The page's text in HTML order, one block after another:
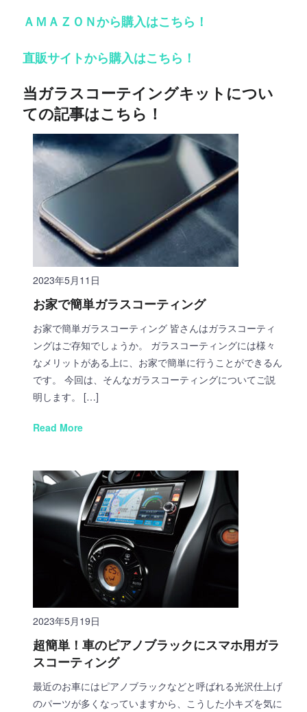
ＡＭＡＺＯＮから購入はこちら！
直販サイトから購入はこちら！
当ガラスコーテイングキットについ
ての記事はこちら！
2023年5月11日
お家で簡単ガラスコーティング
お家で簡単ガラスコーティング 皆さんはガラスコーティ
ングはご存知でしょうか。 ガラスコーティングには様々
なメリットがある上に、お家で簡単に行うことができるん
です。 今回は、そんなガラスコーティングについてご説
明します。 […]
Read More
2023年5月19日
超簡単！車のピアノブラックにスマホ用ガラ
スコーティング
最近のお車にはピアノブラックなどと呼ばれる光沢仕上げ
のパーツが多くなっていますから、こうした小キズを気に